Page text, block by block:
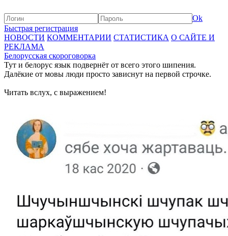
Ok
Быстрая регистрация
НОВОСТИ КОММЕНТАРИИ СТАТИСТИКА О САЙТЕ И
РЕКЛАМА
Белорусская скороговорка
Тут и белорус язык подвернёт от всего этого шипения.
Далёкие от мовы люди просто зависнут на первой строчке.
Читать вслух, с выражением!